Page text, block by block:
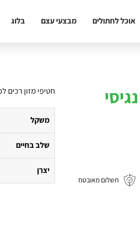
אוכל לחתולים מבצעי עצם בלוג
חטיף FOODIES נגיסי
תשלום מאובטח
חטיפי מזון רכים
משקל
שלב בחיים
יצרן